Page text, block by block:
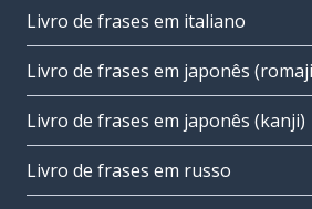
Livro de frases em italiano
Livro de frases em japonês
Livro de frases em japonês (kanji)
Livro de frases em russo